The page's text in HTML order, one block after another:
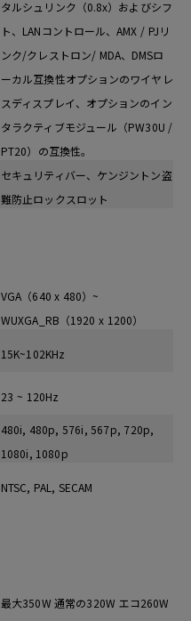
タルシュリンク（0.8x）およびシフ
ト、LANコントロール、AMX / PJリ
ンク/クレストロン/ MDA、DMSロ
ーカル互換性オプションのワイヤレ
スディスプレイ、オプションのイン
タラクティブモジュール（PW30U /
PT20）の互換性。
セキュリティバー、ケンジントン盗
難防止ロックスロット
VGA（640 x 480）~
WUXGA_RB（1920 x 1200）
15K~102KHz
23 ~ 120Hz
480i, 480p, 576i, 567p, 720p,
1080i, 1080p
NTSC, PAL, SECAM
最大350W 通常の320W エコ260W